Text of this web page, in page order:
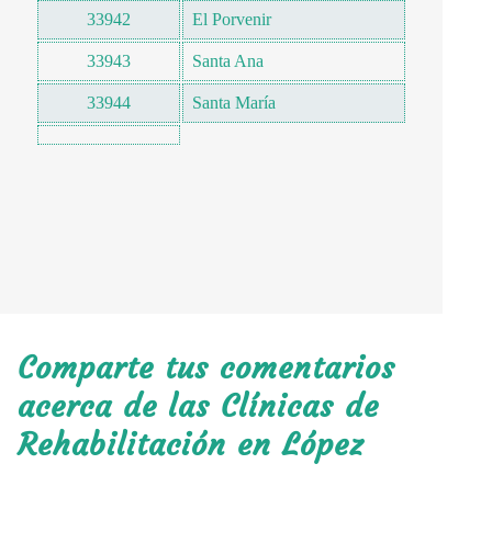
33942 El Porvenir
33943 Santa Ana
33944 Santa María
Comparte tus comentarios
acerca de las Clínicas de
Rehabilitación en López